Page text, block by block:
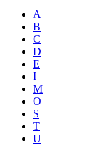
A
B
C
D
E
I
M
O
S
T
U